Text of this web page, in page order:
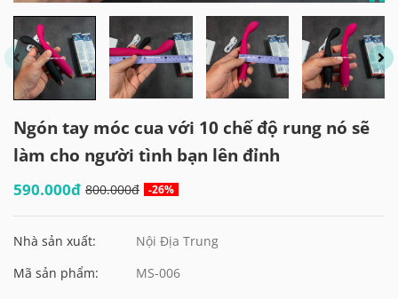
Ngón tay móc cua với 10 chế độ rung nó sẽ
làm cho người tình bạn lên đỉnh
590.000đ 800.000đ -26%
Nhà sản xuất:
Nội Địa Trung
Mã sản phẩm:
MS-006